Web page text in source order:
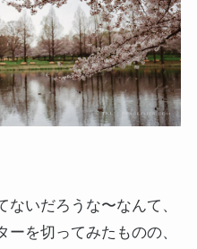
いだろうな〜なんて、
を切ってみたものの、